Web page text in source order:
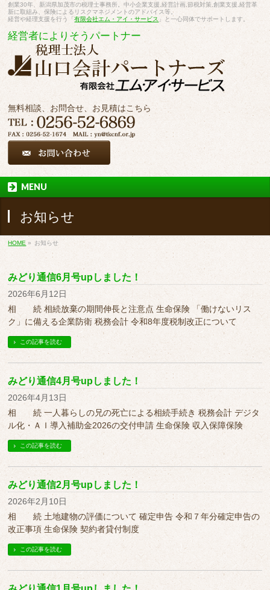
創業30年、新潟県加茂市の税理士事務所。中小企業支援,経営計画,節税対策,創業支援,経営革
新に取組み、保険によるリスクマネジメントのアドバイス等。
経営や経理支援を行う「有限会社エム・アイ・サービス 」と一心同体でサポートします。
経営者によりそうパートナー
無料相談、お問合せ、お見積はこちら
MENU
お知らせ
HOME » お知らせ
みどり通信6月号upしました！
2026年6月12日
相 続 相続放棄の期間伸長と注意点 生命保険 「働けないリス
ク」に備える企業防衛 税務会計 令和8年度税制改正について
この記事を読む
みどり通信4月号upしました！
2026年4月13日
相 続 一人暮らしの兄の死亡による相続手続き 税務会計 デジタ
ル化・ＡＩ導入補助金2026の交付申請 生命保険 収入保障保険
この記事を読む
みどり通信2月号upしました！
2026年2月10日
相 続 土地建物の評価について 確定申告 令和７年分確定申告の
改正事項 生命保険 契約者貸付制度
この記事を読む